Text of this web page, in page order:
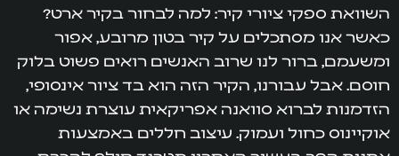
השוואת ספקי ציורי קיר: למה לבחור בקיר ארט?
כאשר אנו מסתכלים על קיר בטון מרובע, אפור
ומשעמם, ברור לנו שרוב האנשים רואים פשוט בלוק
חוסם. אבל עבורנו, הקיר הזה הוא בד ציור אינסופי,
הזדמנות לברוא סוואנה אפריקאית עוצרת נשימה או
אוקיינוס כחול ועמוק. עיצוב חללים באמצעות